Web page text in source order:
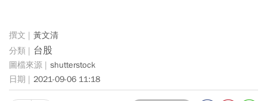
黃文清
台股
shutterstock
2021-09-06 11:18